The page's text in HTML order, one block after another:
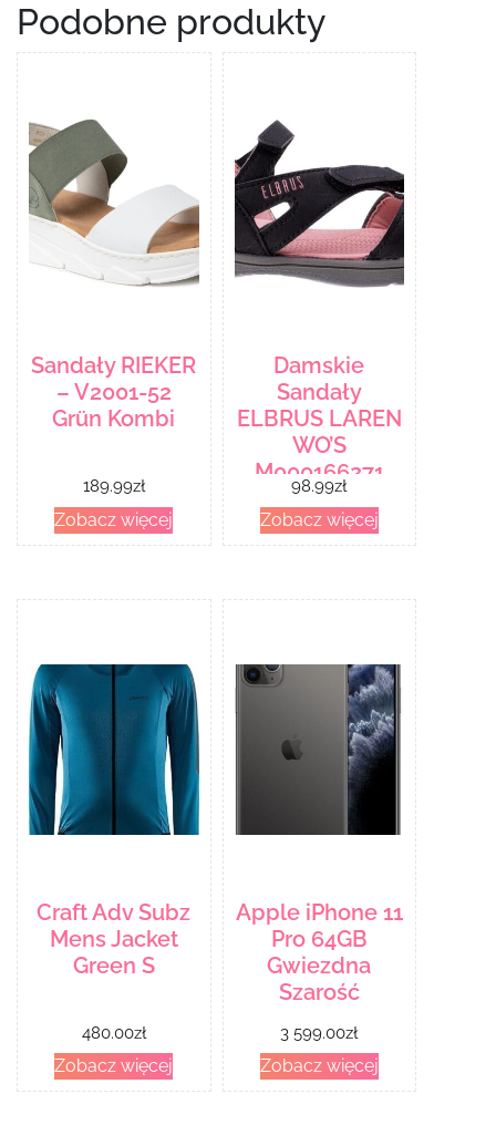
Podobne produkty
Sandały RIEKER
– V2001-52
Grün Kombi
189.99zł
Zobacz więcej
Damskie
Sandały
ELBRUS LAREN
WO’S
M000166271
98.99zł
Zobacz więcej
Craft Adv Subz
Mens Jacket
Green S
480.00zł
Zobacz więcej
Apple iPhone 11
Pro 64GB
Gwiezdna
Szarość
3 599.00zł
Zobacz więcej